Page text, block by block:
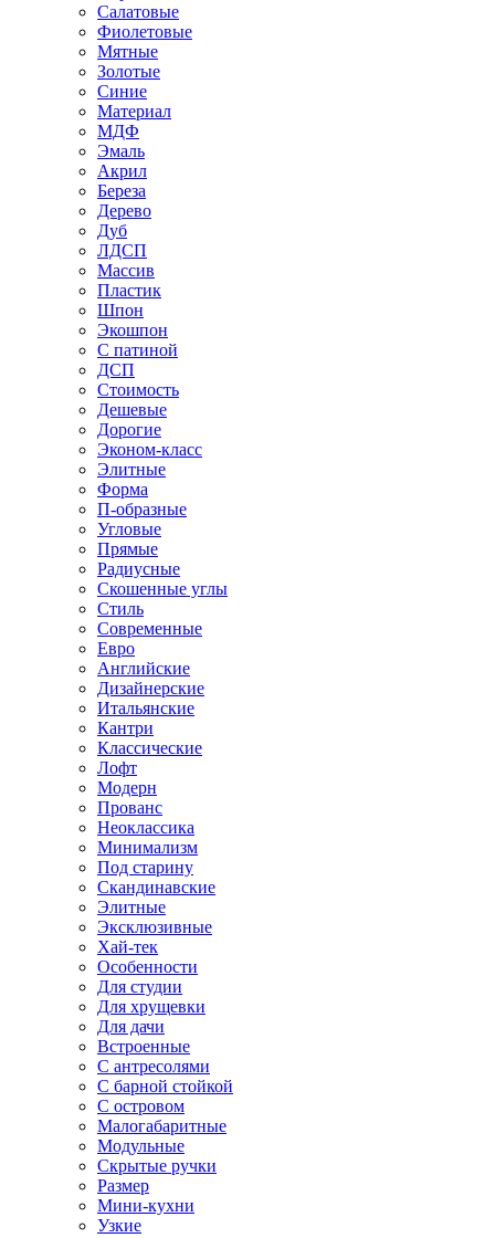
Салатовые
Фиолетовые
Мятные
Золотые
Синие
Материал
МДФ
Эмаль
Акрил
Береза
Дерево
Дуб
ЛДСП
Массив
Пластик
Шпон
Экошпон
С патиной
ДСП
Стоимость
Дешевые
Дорогие
Эконом-класс
Элитные
Форма
П-образные
Угловые
Прямые
Радиусные
Скошенные углы
Стиль
Современные
Евро
Английские
Дизайнерские
Итальянские
Кантри
Классические
Лофт
Модерн
Прованс
Неоклассика
Минимализм
Под старину
Скандинавские
Элитные
Эксклюзивные
Хай-тек
Особенности
Для студии
Для хрущевки
Для дачи
Встроенные
С антресолями
С барной стойкой
С островом
Малогабаритные
Модульные
Скрытые ручки
Размер
Мини-кухни
Узкие